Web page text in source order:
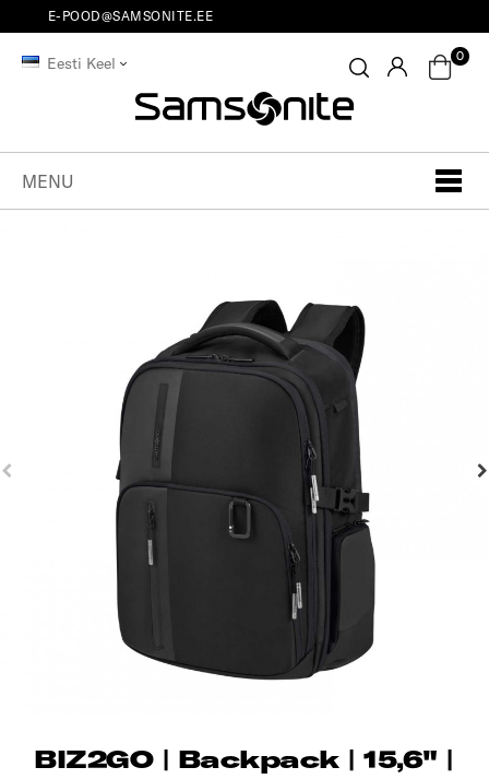
E-POOD@SAMSONITE.EE
Eesti Keel 0
MENU
BIZ2GO | Backpack | 15,6" |